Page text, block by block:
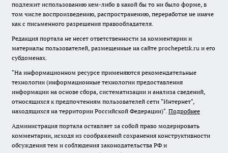
подлежит использованию кем-либо в какой бы то ни было форме, в
том числе воспроизведению, распространению, переработке не иначе
как с письменного разрешения правообладателя.
Редакция портала не несет ответственности за комментарии и
материалы пользователей, размещенные на сайте prochepetsk.ru и его
субдоменах.
"На информационном ресурсе применяются рекомендательные
технологии (информационные технологии предоставления
информации на основе сбора, систематизации и анализа сведений,
относящихся к предпочтениям пользователей сети "Интернет",
находящихся на территории Российской Федерации)". Подробнее
Администрация портала оставляет за собой право модерировать
комментарии, исходя из соображений сохранения конструктивности
обсуждения тем и соблюдения законодательства РФ и